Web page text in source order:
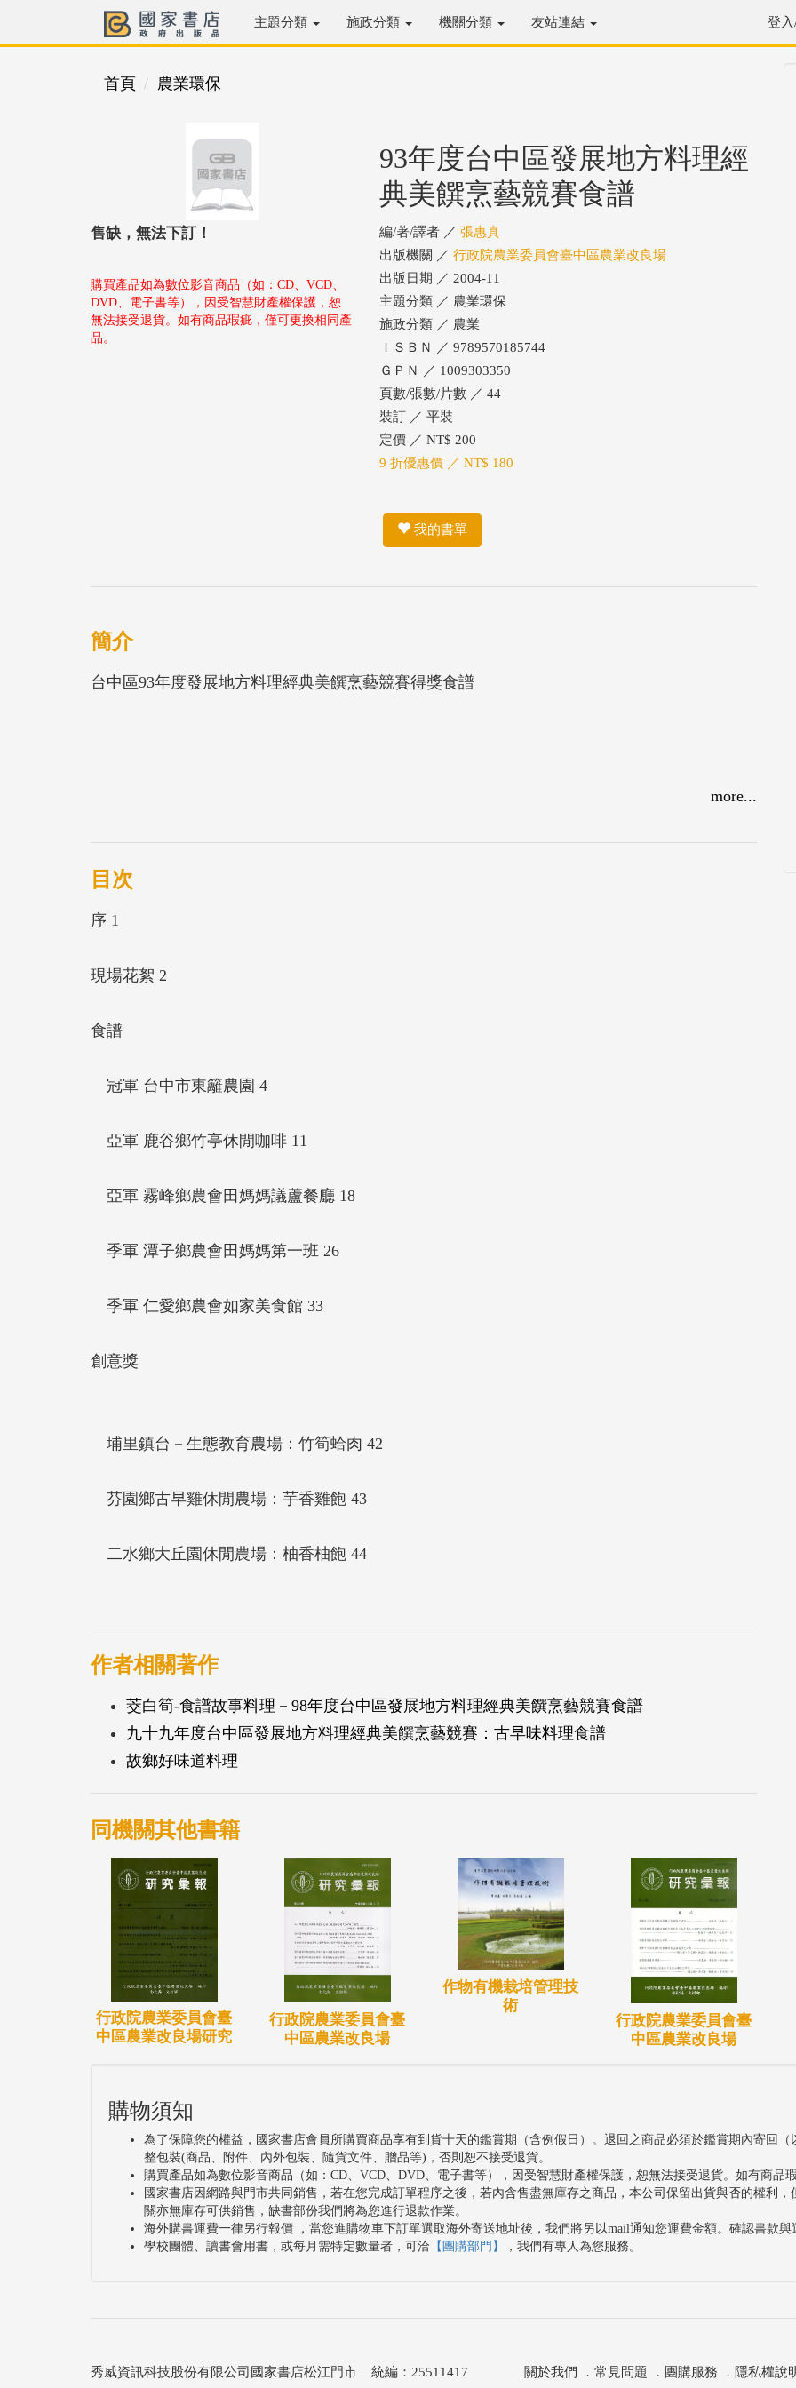
主題分類 施政分類 機關分類 友站連結 登
首頁 農業環保
售缺，無法下訂！
購買產品如為數位影音商品（如：CD、VCD、
DVD、電子書等），因受智慧財產權保護，恕
無法接受退貨。如有商品瑕疵，僅可更換相同產
品。
93年度台中區發展地方料理經
典美饌烹藝競賽食譜
編/著/譯者 ／ 張惠真
出版機關 ／ 行政院農業委員會臺中區農業改良場
出版日期 ／ 2004-11
主題分類 ／ 農業環保
施政分類 ／ 農業
ＩＳＢＮ ／ 9789570185744
ＧＰＮ ／ 1009303350
頁數/張數/片數 ／ 44
裝訂 ／ 平裝
定價 ／ NT$ 200
9 折優惠價 ／ NT$ 180
我的書單
簡介
台中區93年度發展地方料理經典美饌烹藝競賽得獎食譜
more...
目次
序 1
現場花絮 2
食譜
冠軍 台中市東籬農園 4
亞軍 鹿谷鄉竹亭休閒咖啡 11
亞軍 霧峰鄉農會田媽媽議蘆餐廳 18
季軍 潭子鄉農會田媽媽第一班 26
季軍 仁愛鄉農會如家美食館 33
創意獎
埔里鎮台－生態教育農場：竹筍蛤肉 42
芬園鄉古早雞休閒農場：芋香雞飽 43
二水鄉大丘園休閒農場：柚香柚飽 44
作者相關著作
茭白筍-食譜故事料理－98年度台中區發展地方料理經典美饌烹藝競賽食譜
九十九年度台中區發展地方料理經典美饌烹藝競賽：古早味料理食譜
故鄉好味道料理
同機關其他書籍
行政院農業委員會臺
中區農業改良場研究
行政院農業委員會臺
中區農業改良場
作物有機栽培管理技
術
行政院農業委員會臺
中區農業改良場
購物須知
為了保障您的權益，國家書店會員所購買商品享有到貨十天的鑑賞期（含例假日）。退回之商品必須於鑑賞期內寄回
整包裝(商品、附件、內外包裝、隨貨文件、贈品等)，否則恕不接受退貨。
購買產品如為數位影音商品（如：CD、VCD、DVD、電子書等），因受智慧財產權保護，恕無法接受退貨。如有商品
國家書店因網路與門市共同銷售，若在您完成訂單程序之後，若內含售盡無庫存之商品，本公司保留出貨與否的權利
關亦無庫存可供銷售，缺書部份我們將為您進行退款作業。
海外購書運費一律另行報價 ，當您進購物車下訂單選取海外寄送地址後，我們將另以mail通知您運費金額。確認書款
學校團體、讀書會用書，或每月需特定數量者，可洽 【團購部門】 ，我們有專人為您服務。
秀威資訊科技股份有限公司國家書店松江門市 統編：25511417 關於我們 ． 常見問題 ． 團購服務 ． 隱私權說